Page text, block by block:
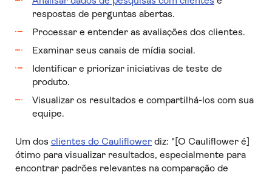
respostas de perguntas abertas.
Processar e entender as avaliações dos clientes.
Examinar seus canais de mídia social.
Identificar e priorizar iniciativas de teste de
produto.
Visualizar os resultados e compartilhá-los com sua
equipe.
Um dos clientes do Cauliflowerdiz: "[O Cauliflower é]
ótimo para visualizar resultados, especialmente para
encontrar padrões relevantes na comparação de